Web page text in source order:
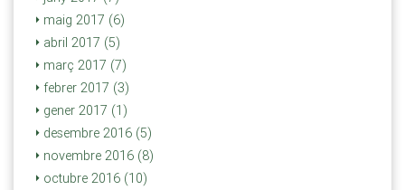
maig 2017 (6)
abril 2017 (5)
març 2017 (7)
febrer 2017 (3)
gener 2017 (1)
desembre 2016 (5)
novembre 2016 (8)
octubre 2016 (10)